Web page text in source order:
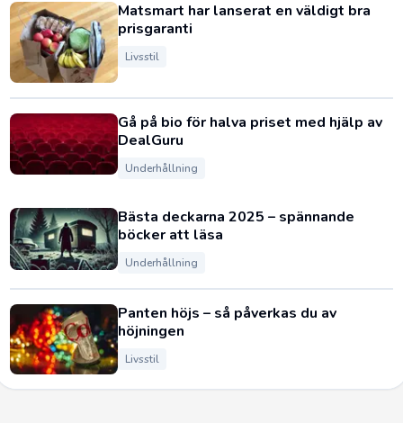
Matsmart har lanserat en väldigt bra
prisgaranti
Livsstil
Gå på bio för halva priset med hjälp av
DealGuru
Underhållning
Bästa deckarna 2025 – spännande
böcker att läsa
Underhållning
Panten höjs – så påverkas du av
höjningen
Livsstil